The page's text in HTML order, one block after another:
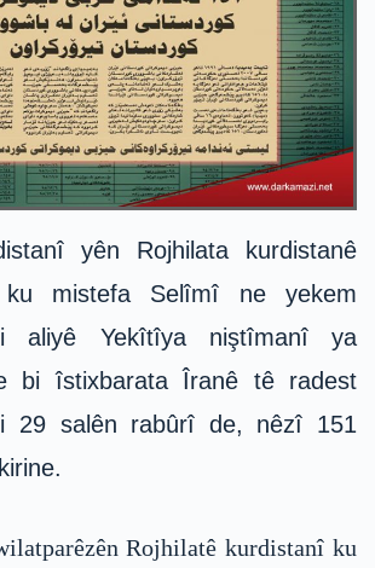
yên Rojhilata kurdistanê
mistefa Selîmî ne yekem
aliyê Yekîtîya niştîmanî ya
bi îstixbarata Îranê tê radest
29 salên rabûrî de, nêzî 151
Rojhilatê kurdistanî ku